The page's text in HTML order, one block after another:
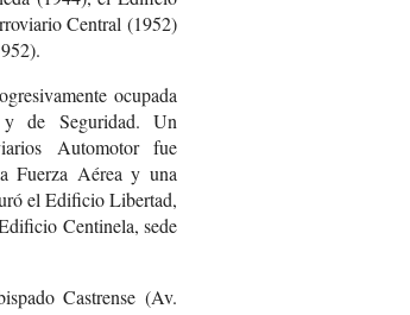
Central (1952)
ocupada
y de Seguridad. Un
Automotor fue
Fuerza Aérea y una
el Edificio Libertad,
Centinela, sede
Castrense (Av.